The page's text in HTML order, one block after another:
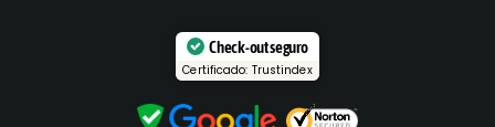
Check-out seguro
Certificado: Trustindex